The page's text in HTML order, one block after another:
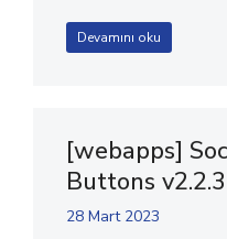
Devamını oku
[webapps]
Buttons
28 Mart 2023